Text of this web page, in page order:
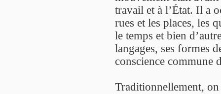
travail et à l’État. Il a
rues et les places, les
le temps et bien
langages, ses formes
conscience commune
Traditionnellement,